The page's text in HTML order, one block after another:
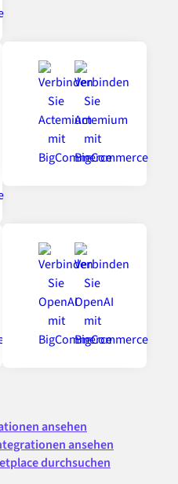
ansehen
ansehen
durchsuchen